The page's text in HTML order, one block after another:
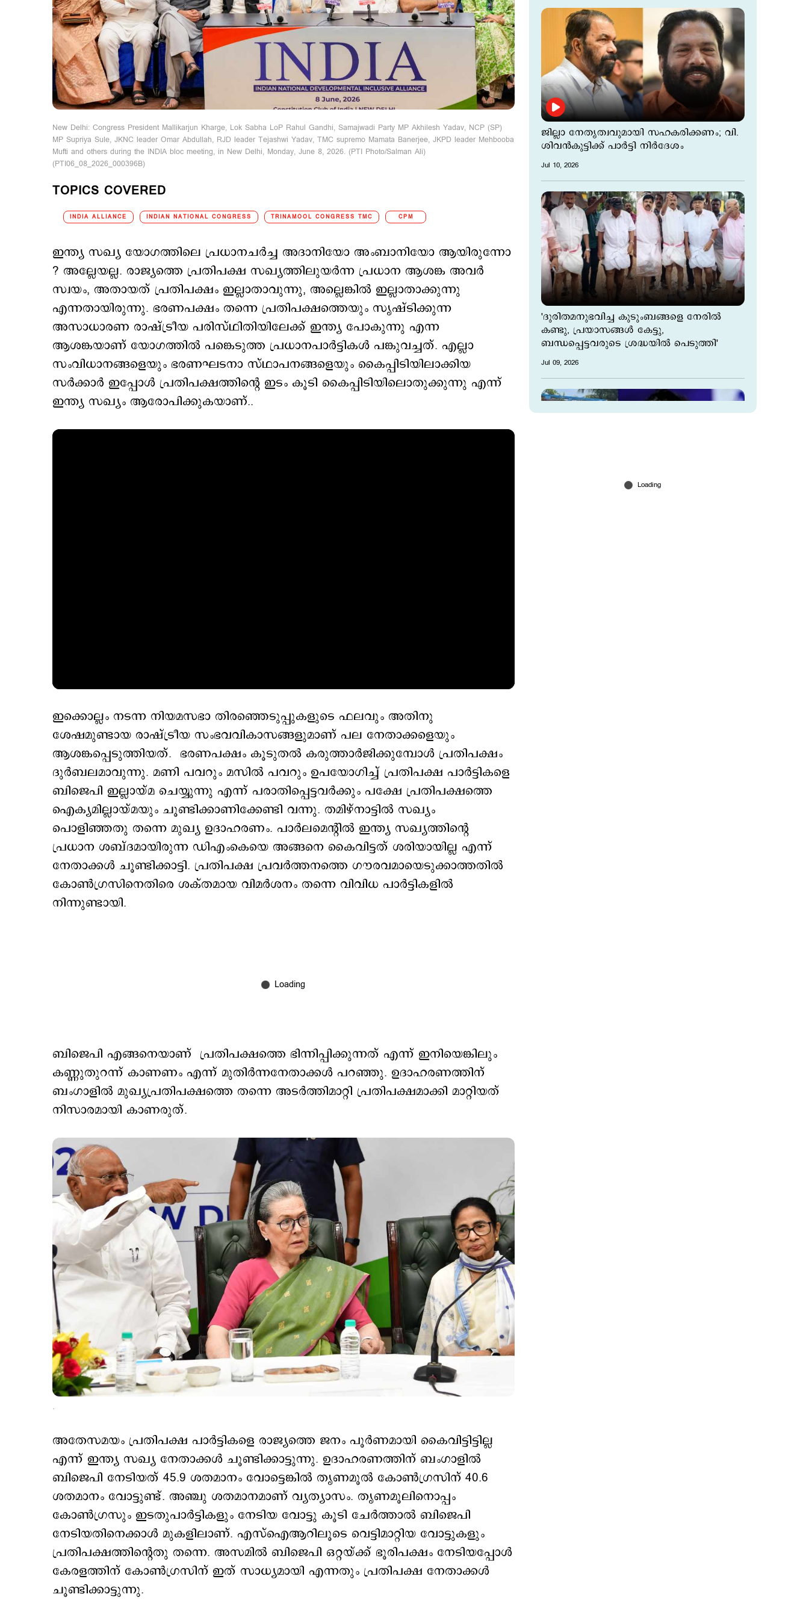
New Delhi: Congress President Mallikarjun Kharge, Lok Sabha LoP Rahul Gandhi, Samajwadi Party MP Akhilesh Yadav, NCP (SP)
MP Supriya Sule, JKNC leader Omar Abdullah, RJD leader Tejashwi Yadav, TMC supremo Mamata Banerjee, JKPD leader Mehbooba
Mufti and others during the INDIA bloc meeting, in New Delhi, Monday, June 8, 2026. (PTI Photo/Salman Ali)
(PTI06_08_2026_000396B)
TOPICS COVERED
INDIA ALLIANCE INDIAN NATIONAL CONGRESS TRINAMOOL CONGRESS TMC CPM
ഇന്ത്യ സഖ്യ യോഗത്തിലെ പ്രധാനചര്‍ച്ച അദാനിയോ അംബാനിയോ ആയിരുന്നോ
? അല്ലേയല്ല. രാജ്യത്തെ പ്രതിപക്ഷ സഖ്യത്തിലുയര്‍ന്ന പ്രധാന ആശങ്ക അവര്‍
സ്വയം, അതായത് പ്രതിപക്ഷം ഇല്ലാതാവുന്നു, അല്ലെങ്കില്‍ ഇല്ലാതാക്കുന്നു
എന്നതായിരുന്നു. ഭരണപക്ഷം തന്നെ പ്രതിപക്ഷത്തെയും സൃഷ്ടിക്കുന്ന
അസാധാരണ രാഷ്ട്രീയ പരിസ്ഥിതിയിലേക്ക് ഇന്ത്യ പോകുന്നു എന്ന
ആശങ്കയാണ് യോഗത്തില്‍ പങ്കെടുത്ത പ്രധാനപാര്‍ട്ടികള്‍ പങ്കുവച്ചത്. എല്ലാ
സംവിധാനങ്ങളെയും ഭരണഘടനാ സ്ഥാപനങ്ങളെയും കൈപ്പിടിയിലാക്കിയ
സര്‍ക്കാര്‍ ഇപ്പോള്‍ പ്രതിപക്ഷത്തിന്‍റെ ഇടം കൂടി കൈപ്പിടിയിലൊതുക്കുന്നു എന്ന്
ഇന്ത്യ സഖ്യം ആരോപിക്കുകയാണ്..
ഇക്കൊല്ലം നടന്ന നിയമസഭാ തിരഞ്ഞെടുപ്പുകളുടെ ഫലവും അതിനു
ശേഷമുണ്ടായ രാഷ്ട്രീയ സംഭവവികാസങ്ങളുമാണ് പല നേതാക്കളെയും
ആശങ്കപ്പെടുത്തിയത്. ഭരണപക്ഷം കൂടുതല്‍ കരുത്താര്‍ജിക്കുമ്പോള്‍ പ്രതിപക്ഷം
ദുര്‍ബലമാവുന്നു. മണി പവറും മസില്‍ പവറും ഉപയോഗിച്ച് പ്രതിപക്ഷ പാര്‍ട്ടികളെ
ബിജെപി ഇല്ലായ്മ ചെയ്യുന്നു എന്ന് പരാതിപ്പെട്ടവര്‍ക്കും പക്ഷേ പ്രതിപക്ഷത്തെ
ഐക്യമില്ലായ്മയും ചൂണ്ടിക്കാണിക്കേണ്ടി വന്നു. തമിഴ്നാട്ടില്‍ സഖ്യം
പൊളിഞ്ഞതു തന്നെ മുഖ്യ ഉദാഹരണം. പാര്‍ലമെന്‍റില്‍ ഇന്ത്യ സഖ്യത്തിന്‍റെ
പ്രധാന ശബ്ദമായിരുന്ന ഡിഎംകെയെ അങ്ങനെ കൈവിട്ടത് ശരിയായില്ല എന്ന്
നേതാക്കള്‍ ചൂണ്ടിക്കാട്ടി. പ്രതിപക്ഷ പ്രവര്‍ത്തനത്തെ ഗൗരവമായെടുക്കാത്തതില്‍
കോണ്‍ഗ്രസിനെതിരെ ശക്തമായ വിമര്‍ശനം തന്നെ വിവിധ പാര്‍ട്ടികളില്‍
നിന്നുണ്ടായി.
ബിജെപി എങ്ങനെയാണ് പ്രതിപക്ഷത്തെ ഭിന്നിപ്പിക്കുന്നത് എന്ന് ഇനിയെങ്കിലും
കണ്ണുതുറന്ന് കാണണം എന്ന് മുതിര്‍ന്നനേതാക്കള്‍ പറഞ്ഞു. ഉദാഹരണത്തിന്
ബംഗാളില്‍ മുഖ്യപ്രതിപക്ഷത്തെ തന്നെ അടര്‍ത്തിമാറ്റി പ്രതിപക്ഷമാക്കി മാറ്റിയത്
നിസാരമായി കാണരുത്.
.
അതേസമയം പ്രതിപക്ഷ പാര്‍ട്ടികളെ രാജ്യത്തെ ജനം പൂര്‍ണമായി കൈവിട്ടിട്ടില്ല
എന്ന് ഇന്ത്യ സഖ്യ നേതാക്കള്‍ ചൂണ്ടിക്കാട്ടുന്നു. ഉദാഹരണത്തിന് ബംഗാളില്‍
ബിജെപി നേടിയത് 45.9 ശതമാനം വോട്ടെങ്കില്‍ തൃണമൂല്‍ കോണ്‍ഗ്രസിന് 40.6
ശതമാനം വോട്ടുണ്ട്. അഞ്ചു ശതമാനമാണ് വ്യത്യാസം. തൃണമൂലിനൊപ്പം
കോണ്‍ഗ്രസും ഇടതുപാര്‍ട്ടികളും നേടിയ വോട്ടു കൂടി ചേര്‍ത്താല്‍ ബിജെപി
നേടിയതിനെക്കാള്‍ മുകളിലാണ്. എസ്ഐആറിലൂടെ വെട്ടിമാറ്റിയ വോട്ടുകളും
പ്രതിപക്ഷത്തിന്‍റെതു തന്നെ. അസമില്‍ ബിജെപി ഒറ്റയ്ക്ക് ഭൂരിപക്ഷം നേടിയപ്പോള്‍
കേരളത്തിന് കോണ്‍ഗ്രസിന് ഇത് സാധ്യമായി എന്നതും പ്രതിപക്ഷ നേതാക്കള്‍
ചൂണ്ടിക്കാട്ടുന്നു.
ജില്ലാ നേതൃത്വവുമായി സഹകരിക്കണം; വി.
ശിവൻകുട്ടിക്ക് പാർട്ടി നിർദേശം
Jul 10, 2026
'ദുരിതമനുഭവിച്ച കുടുംബങ്ങളെ നേരിൽ
കണ്ടു, പ്രയാസങ്ങൾ കേട്ടു,
ബന്ധപ്പെട്ടവരുടെ ശ്രദ്ധയിൽ പെടുത്തി'
Jul 09, 2026